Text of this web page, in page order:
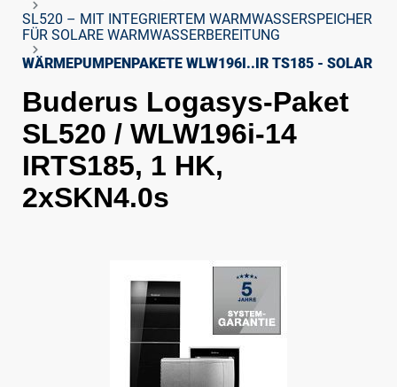
SL520 – MIT INTEGRIERTEM WARMWASSERSPEICHER
FÜR SOLARE WARMWASSERBEREITUNG
WÄRMEPUMPENPAKETE WLW196I..IR TS185 - SOLAR
Buderus Logasys-Paket
SL520 / WLW196i-14
IRTS185, 1 HK,
2xSKN4.0s